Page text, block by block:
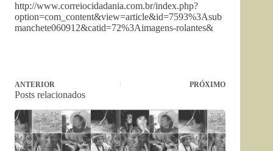
http://www.correiocidadania.com.br/index.php?
option=com_content&view=article&id=7593%3Asub
manchete060912&catid=72%3Aimagens-rolantes&
ANTERIOR PRÓXIMO
Posts relacionados